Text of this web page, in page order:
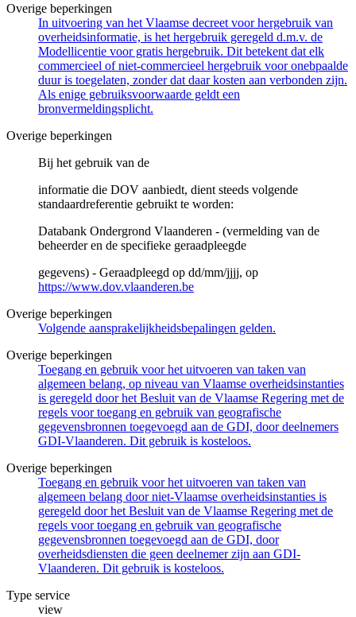
Overige beperkingen
In uitvoering van het Vlaamse decreet voor hergebruik van
overheidsinformatie, is het hergebruik geregeld d.m.v. de
Modellicentie voor gratis hergebruik. Dit betekent dat elk
commercieel of niet-commercieel hergebruik voor onebpaalde
duur is toegelaten, zonder dat daar kosten aan verbonden zijn.
Als enige gebruiksvoorwaarde geldt een
bronvermeldingsplicht.
Overige beperkingen
Bij het gebruik van de
informatie die DOV aanbiedt, dient steeds volgende
standaardreferentie gebruikt te worden:
Databank Ondergrond Vlaanderen - (vermelding van de
beheerder en de specifieke geraadpleegde
gegevens) - Geraadpleegd op dd/mm/jjjj, op
https://www.dov.vlaanderen.be
Overige beperkingen
Volgende aansprakelijkheidsbepalingen gelden.
Overige beperkingen
Toegang en gebruik voor het uitvoeren van taken van
algemeen belang, op niveau van Vlaamse overheidsinstanties
is geregeld door het Besluit van de Vlaamse Regering met de
regels voor toegang en gebruik van geografische
gegevensbronnen toegevoegd aan de GDI, door deelnemers
GDI-Vlaanderen. Dit gebruik is kosteloos.
Overige beperkingen
Toegang en gebruik voor het uitvoeren van taken van
algemeen belang door niet-Vlaamse overheidsinstanties is
geregeld door het Besluit van de Vlaamse Regering met de
regels voor toegang en gebruik van geografische
gegevensbronnen toegevoegd aan de GDI, door
overheidsdiensten die geen deelnemer zijn aan GDI-
Vlaanderen. Dit gebruik is kosteloos.
Type service
view